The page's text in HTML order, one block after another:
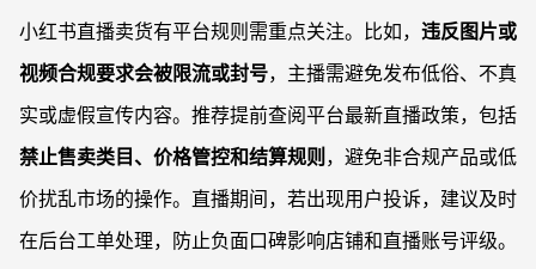
小红书直播卖货有平台规则需重点关注。比如， 违反图片或
视频合规要求会被限流或封号，主播需避免发布低俗、不真
实或虚假宣传内容。推荐提前查阅平台最新直播政策，包括
禁止售卖类目、价格管控和结算规则 ，避免非合规产品或低
价扰乱市场的操作。直播期间，若出现用户投诉，建议及时
在后台工单处理，防止负面口碑影响店铺和直播账号评级。